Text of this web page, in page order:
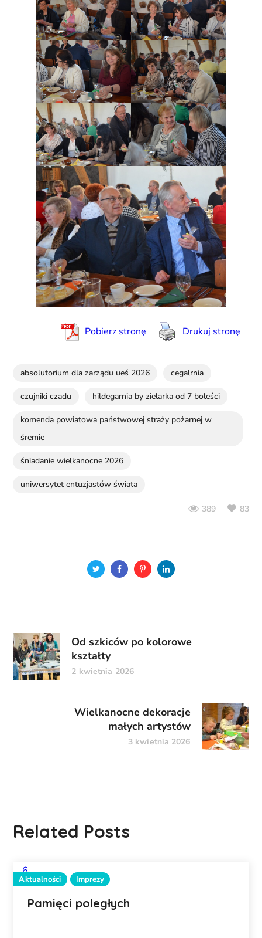
Pobierz stronę Drukuj stronę
absolutorium dla zarządu ueś 2026 cegalrnia
czujniki czadu hildegarnia by zielarka od 7 boleści
komenda powiatowa państwowej straży pożarnej w
śremie
śniadanie wielkanocne 2026
uniwersytet entuzjastów świata
389 83
Od szkiców po kolorowe
kształty
2 kwietnia 2026
Wielkanocne dekoracje
małych artystów
3 kwietnia 2026
Related Posts
Aktualności Imprezy
Pamięci poległych